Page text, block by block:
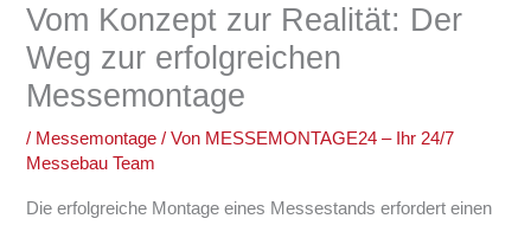
Vom Konzept zur Realität: Der
Weg zur erfolgreichen
Messemontage
/ Messemontage / Von MESSEMONTAGE24 – Ihr 24/7
Messebau Team
Die erfolgreiche Montage eines Messestands erfordert einen